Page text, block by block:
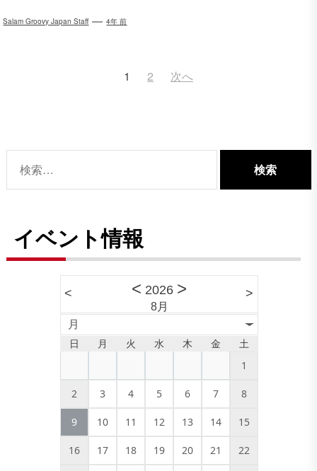
Salam Groovy Japan Staff 4年 前
ゲ
シ
ン
1 2 次へ
索:
イベント情報
< < 2026 >
8月
>
月
日 月 火 水 木 金 土
1
2 3 4 5 6 7 8
9 10 11 12 13 14 15
16 17 18 19 20 21 22